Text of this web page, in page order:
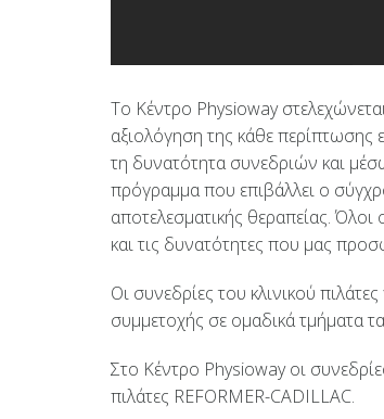
Το Κέντρο Physioway
αξιολόγηση της κάθε περίπτωσης
τη δυνατότητα συνεδριών και
πρόγραμμα που επιβάλλει ο
αποτελεσματικής θεραπείας. Όλοι
και τις δυνατότητες που μας
Οι συνεδρίες του κλινικού
συμμετοχής σε ομαδικά τμήματα
Στο Κέντρο Physioway οι
πιλάτες REFORMER-CADILLAC.